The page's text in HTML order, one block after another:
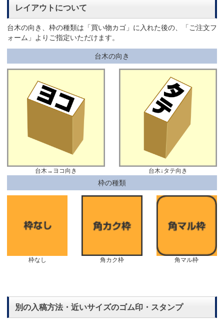
レイアウトについて
台木の向き、枠の種類は「買い物カゴ」に入れた後の、「ご注文フ
ォーム」よりご指定いただけます。
台木の向き
台木→ヨコ向き 台木↓タテ向き
枠の種類
枠なし 角カク枠 角マル枠
別の入稿方法・近いサイズのゴム印・スタンプ